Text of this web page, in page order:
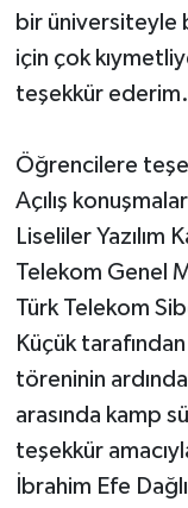
bir üniversiteyle
için çok
teşekkür
Öğrencilere
Açılış
Liseliler Yazılım
Telekom Genel
Türk Telekom
Küçük
töreninin
arasında kamp
teşekkür
İbrahim Efe